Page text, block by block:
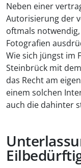
Neben einer
Autorisierung der
oftmals
Fotografien
Wie sich jüngst im
Steinbrück mit
das Recht am
einem solchen
auch die dahinter